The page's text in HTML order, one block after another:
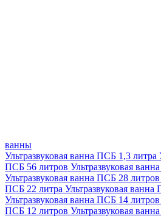
ванны
Ультразвуковая ванна ПСБ 1,3 литра
ПСБ 56 литров Ультразвуковая
Ультразвуковая ванна ПСБ 28 литров
ПСБ 22 литра Ультразвуковая
Ультразвуковая ванна ПСБ 14 литров
ПСБ 12 литров Ультразвуковая